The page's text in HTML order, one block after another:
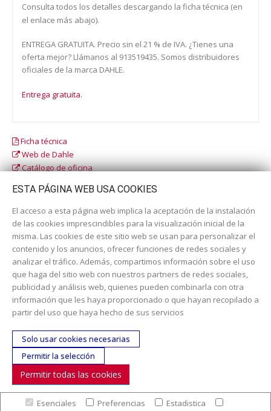
Consulta todos los detalles descargando la ficha técnica (en
el enlace más abajo).
ENTREGA GRATUITA. Precio sin el 21 % de IVA. ¿Tienes una
oferta mejor? Llámanos al 913519435. Somos distribuidores
oficiales de la marca DAHLE.
Entrega gratuita.
Ficha técnica
Web de Dahle
Catálogo de oficina
Catálogo escolar
Dirección:c/ Cercedilla nº 14, 28925 Alcorcón
Email:contacta aquí
Teléfono:913519435
SÍGUENOS
ESTA PÁGINA WEB USA COOKIES
El acceso a esta página web implica la aceptación de la instalación
de las cookies imprescindibles para la visualización inicial de la
misma. Las cookies de este sitio web se usan para personalizar el
contenido y los anuncios, ofrecer funciones de redes sociales y
analizar el tráfico. Además, compartimos información sobre el uso
que haga del sitio web con nuestros partners de redes sociales,
publicidad y análisis web, quienes pueden combinarla con otra
información que les haya proporcionado o que hayan recopilado a
partir del uso que haya hecho de sus servicios
Solo usar cookies necesarias
Permitir la selección
Permitir todas las cookies
Esenciales Preferencias Estadistica